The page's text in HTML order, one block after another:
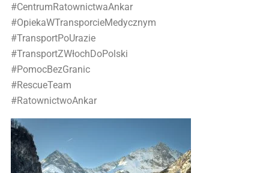
#CentrumRatownictwaAnkar
#OpiekaWTransporcieMedycznym
#TransportPoUrazie
#TransportZWłochDoPolski
#PomocBezGranic
#RescueTeam
#RatownictwoAnkar